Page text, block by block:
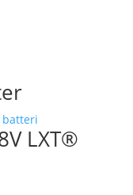
LXT®